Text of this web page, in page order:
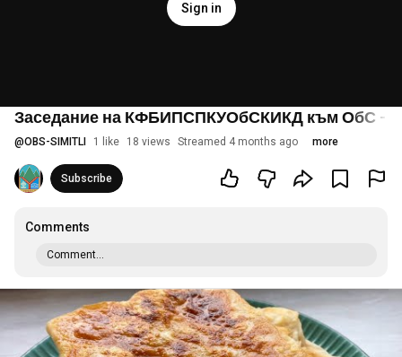
Sign in
Заседание на КФБИПСПКУОбСКИКД към ОбС -
@OBS-SIMITLI 1 like 18 views Streamed 4 months ago more
Subscribe
Comments
Comment...